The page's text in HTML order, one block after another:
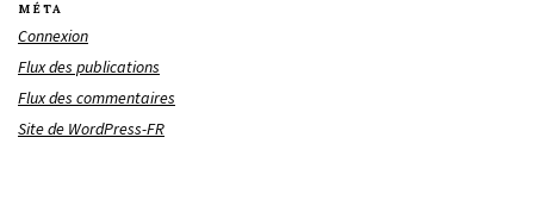
MÉTA
Connexion
Flux des publications
Flux des commentaires
Site de WordPress-FR